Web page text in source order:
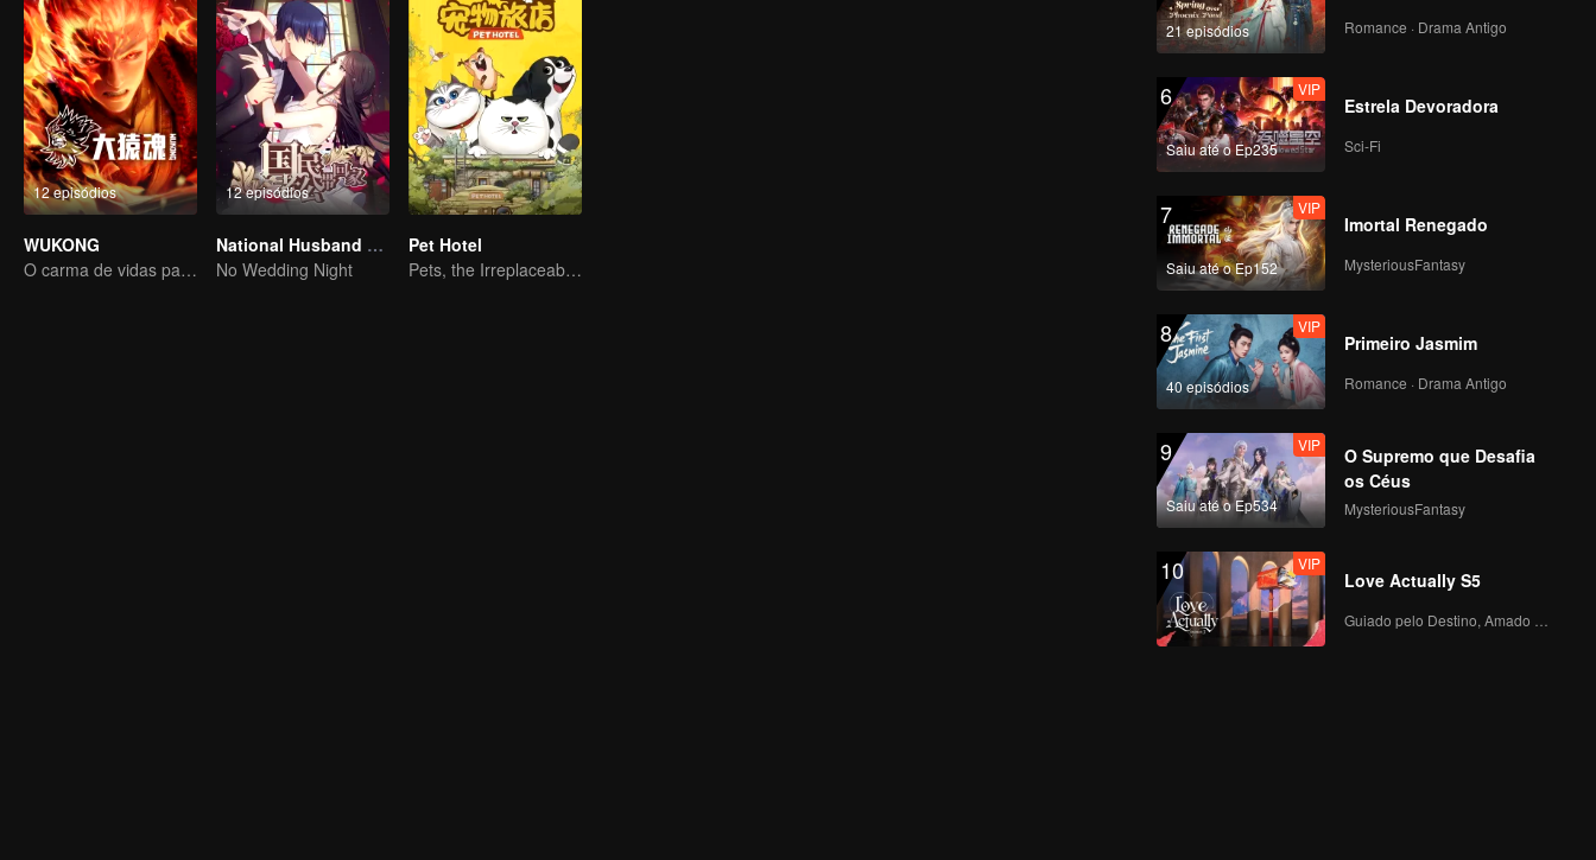
12 episódios
WUKONG
O carma de vidas passadas está destinado a destruir os céus.
12 episódios
National Husband Bring Home SS1
No Wedding Night
Pet Hotel
Pets, the Irreplaceable Families
21 episódios Romance · Drama Antigo
6
Saiu até o Ep235
VIP
Estrela Devoradora
Sci-Fi
7
Saiu até o Ep152
VIP
Imortal Renegado
MysteriousFantasy
8
40 episódios
VIP
Primeiro Jasmim
Romance · Drama Antigo
9
Saiu até o Ep534
VIP
O Supremo que Desafia
os Céus
MysteriousFantasy
10 VIP
Love Actually S5